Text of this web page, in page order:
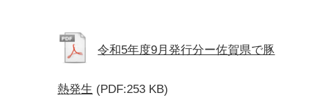
令和5年度9月発行分ー佐賀県で豚
熱発生 (PDF:253 KB)